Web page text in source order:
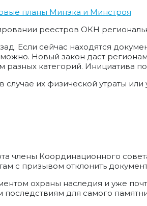
планы Минэка и Минстроя
реестров ОКН
Если сейчас находятся
Новый закон даст
категорий. Инициатива
их физической утраты или
члены Координационного
с призывом отклонить
охраны наследия и уже
для самого